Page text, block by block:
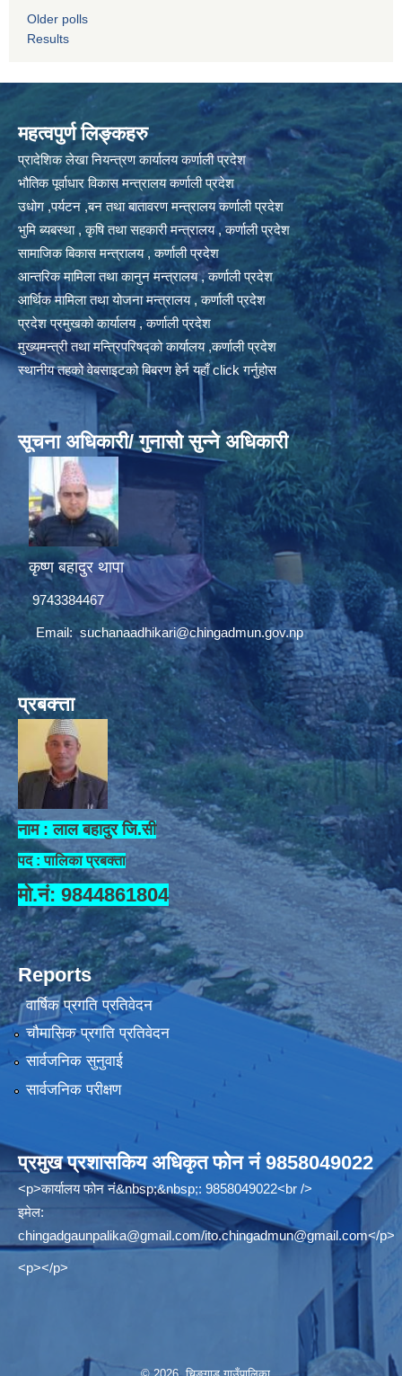
Older polls
Results
महत्वपुर्ण लिङ्कहरु
प्रादेशिक लेखा नियन्त्रण कार्यालय कर्णाली प्रदेश
भौतिक पूर्वाधार विकास मन्त्रालय कर्णाली प्रदेश
उधोग ,पर्यटन ,बन तथा बातावरण मन्त्रालय कर्णाली प्रदेश
भुमि ब्यबस्था , कृषि तथा सहकारी मन्त्रालय , कर्णाली प्रदेश
सामाजिक बिकास मन्त्रालय , कर्णाली प्रदेश
आन्तरिक मामिला तथा कानुन मन्त्रालय , कर्णाली प्रदेश
आर्थिक मामिला तथा योजना मन्त्रालय , कर्णाली प्रदेश
प्रदेश प्रमुखको कार्यालय , कर्णाली प्रदेश
मुख्यमन्त्री तथा मन्त्रिपरिषद्को कार्यालय ,कर्णाली प्रदेश
स्थानीय तहको वेबसाइटको बिबरण हेर्न यहाँ click गर्नुहोस
सूचना अधिकारी/ गुनासो सुन्ने अधिकारी
कृष्ण बहादुर थापा
9743384467
Email:suchanaadhikari@chingadmun.gov.np
प्रबक्त्ता
नाम : लाल बहादुर जि.सी
पद : पालिका प्रबक्ता
मो.नं: 9844861804
Reports
वार्षिक प्रगति प्रतिवेदन
चौमासिक प्रगति प्रतिवेदन
सार्वजनिक सुनुवाई
सार्वजनिक परीक्षण
प्रमुख प्रशासकिय अधिकृत फोन नं 9858049022
<p>कार्यालय फोन नं&nbsp;&nbsp;: 9858049022<br />
इमेल:
chingadgaunpalika@gmail.com/ito.chingadmun@gmail.com</p>
<p></p>